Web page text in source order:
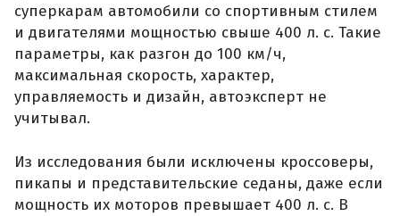
суперкарам автомобили со спортивным стилем
и двигателями мощностью свыше 400 л. с. Такие
параметры, как разгон до 100 км/ч,
максимальная скорость, характер,
управляемость и дизайн, автоэксперт не
учитывал.
Из исследования были исключены кроссоверы,
пикапы и представительские седаны, даже если
мощность их моторов превышает 400 л. с. В